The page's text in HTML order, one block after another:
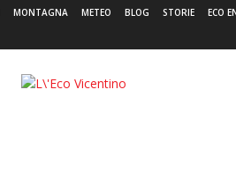
MONTAGNA METEO BLOG STORIE ECO
L'Eco